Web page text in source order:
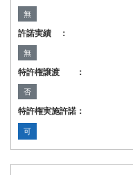
無
許諾実績 ：
無
特許権譲渡 ：
否
特許権実施許諾：
可